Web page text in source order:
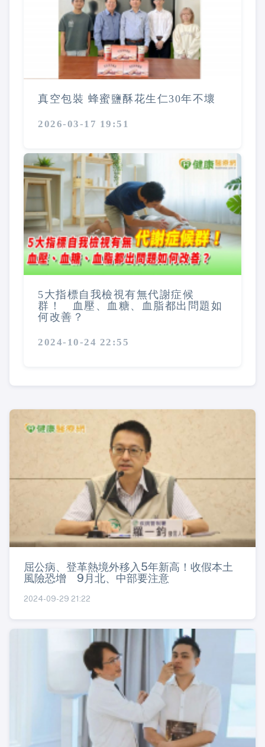
真空包裝 蜂蜜鹽酥花生仁30年不壞
2026-03-17 19:51
5大指標自我檢視有無代謝症候
群！ 血壓、血糖、血脂都出問題如
何改善？
2024-10-24 22:55
屈公病、登革熱境外移入5年新高！收假本土
風險恐增 9月北、中部要注意
2024-09-29 21:22